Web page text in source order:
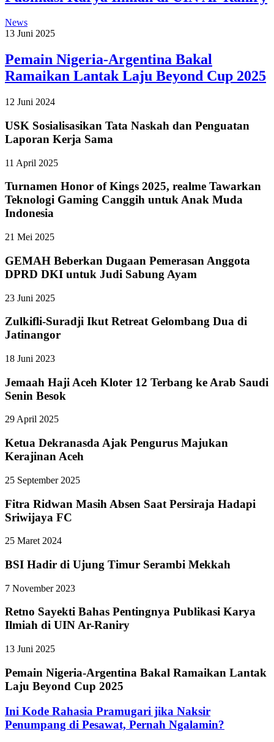
News
13 Juni 2025
Pemain Nigeria-Argentina Bakal
Ramaikan Lantak Laju Beyond Cup 2025
12 Juni 2024
USK Sosialisasikan Tata Naskah dan Penguatan
Laporan Kerja Sama
11 April 2025
Turnamen Honor of Kings 2025, realme Tawarkan
Teknologi Gaming Canggih untuk Anak Muda
Indonesia
21 Mei 2025
GEMAH Beberkan Dugaan Pemerasan Anggota
DPRD DKI untuk Judi Sabung Ayam
23 Juni 2025
Zulkifli-Suradji Ikut Retreat Gelombang Dua di
Jatinangor
18 Juni 2023
Jemaah Haji Aceh Kloter 12 Terbang ke Arab Saudi
Senin Besok
29 April 2025
Ketua Dekranasda Ajak Pengurus Majukan
Kerajinan Aceh
25 September 2025
Fitra Ridwan Masih Absen Saat Persiraja Hadapi
Sriwijaya FC
25 Maret 2024
BSI Hadir di Ujung Timur Serambi Mekkah
7 November 2023
Retno Sayekti Bahas Pentingnya Publikasi Karya
Ilmiah di UIN Ar-Raniry
13 Juni 2025
Pemain Nigeria-Argentina Bakal Ramaikan Lantak
Laju Beyond Cup 2025
Ini Kode Rahasia Pramugari jika Naksir
Penumpang di Pesawat, Pernah Ngalamin?